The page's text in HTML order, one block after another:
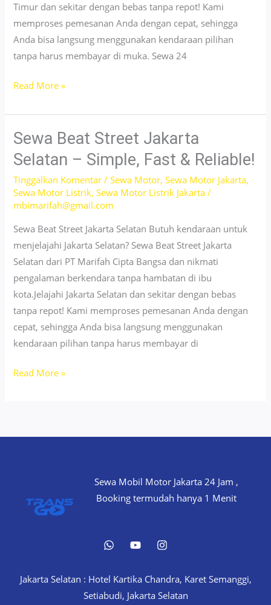
Timur dan sekitar dengan bebas tanpa repot! Kami
memproses pemesanan Anda dengan cepat, sehingga
Anda bisa langsung menggunakan kendaraan pilihan
tanpa harus membayar di muka. Sewa 24
Sewa
Murah
Jakarta
Timur
–
New
and
Units!
Read More »
Sewa Beat Street Jakarta
Selatan – Simple, Fast & Reliable!
Tinggalkan Komentar /Sewa Motor,Sewa Motor Jakarta,
Sewa Motor Listrik,Sewa Motor Listrik Jakarta /
mbimarifah@gmail.com
Sewa Beat Street Jakarta Selatan Butuh kendaraan untuk
menjelajahi Jakarta Selatan? Sewa Beat Street Jakarta
Selatan dari PT Marifah Cipta Bangsa dan nikmati
pengalaman berkendara tanpa hambatan di ibu
kota.Jelajahi Jakarta Selatan dan sekitar dengan bebas
tanpa repot! Kami memproses pemesanan Anda dengan
cepat, sehingga Anda bisa langsung menggunakan
kendaraan pilihan tanpa harus membayar di
Sewa
Selatan
Reliable!
Read More »
Sewa Mobil Motor Jakarta 24 Jam ,
Booking termudah hanya 1 Menit
Jakarta Selatan : Hotel Kartika Chandra, Karet Semanggi,
Setiabudi, Jakarta Selatan